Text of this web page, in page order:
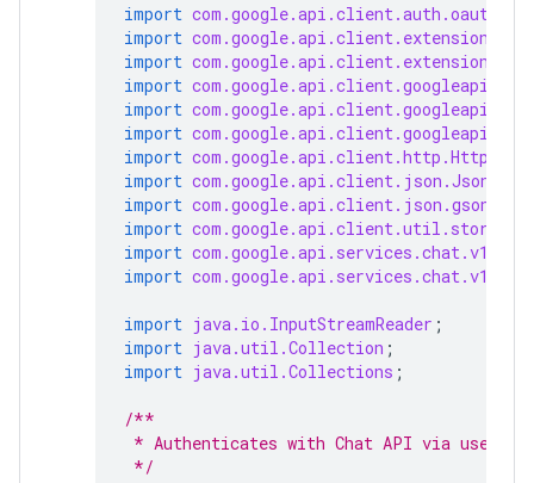
import
import
import
import
import
import
import
import
import
import
import
import
import java.io.InputStreamReader ;
import java.util.Collection ;
import java.util.Collections ;
/**
* Authenticates with Chat API via user
*/